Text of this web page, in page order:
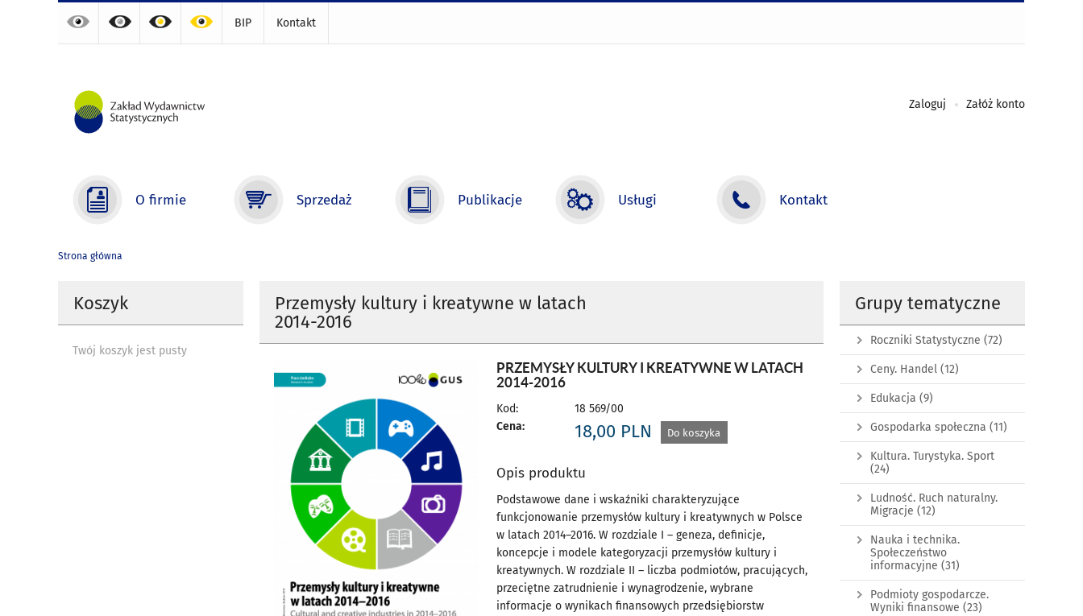
BIP Kontakt
Zaloguj Załóż konto
O firmie Sprzedaż Publikacje Usługi Kontakt
Strona główna
Koszyk
Twój koszyk jest pusty
Przemysły kultury i kreatywne w latach
2014-2016
PRZEMYSŁY KULTURY I KREATYWNE W LATACH
2014-2016
Kod:
18 569/00
Cena:
18,00 PLN Do koszyka
Opis produktu
Podstawowe dane i wskaźniki charakteryzujące
funkcjonowanie przemysłów kultury i kreatywnych w Polsce
w latach 2014–2016. W rozdziale I – geneza, definicje,
koncepcje i modele kategoryzacji przemysłów kultury i
kreatywnych. W rozdziale II – liczba podmiotów, pracujących,
przeciętne zatrudnienie i wynagrodzenie, wybrane
informacje o wynikach finansowych przedsiębiorstw
Grupy tematyczne
Roczniki Statystyczne (72)
Ceny. Handel (12)
Edukacja (9)
Gospodarka społeczna (11)
Kultura. Turystyka. Sport
(24)
Ludność. Ruch naturalny.
Migracje (12)
Nauka i technika.
Społeczeństwo
informacyjne (31)
Podmioty gospodarcze.
Wyniki finansowe (23)